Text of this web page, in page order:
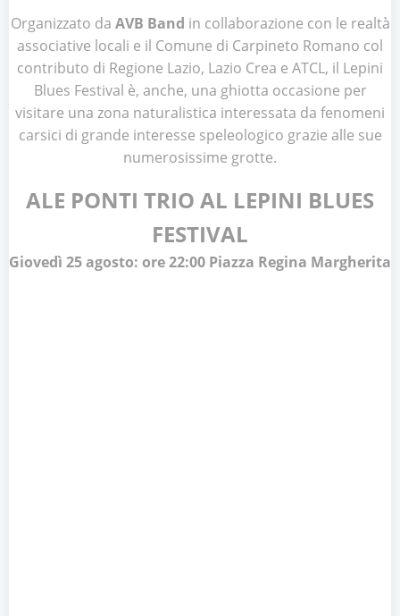
Organizzato da AVB Band in collaborazione con le realtà
associative locali e il Comune di Carpineto Romano col
contributo di Regione Lazio, Lazio Crea e ATCL, il Lepini
Blues Festival è, anche, una ghiotta occasione per
visitare una zona naturalistica interessata da fenomeni
carsici di grande interesse speleologico grazie alle sue
numerosissime grotte.
ALE PONTI TRIO AL LEPINI BLUES
FESTIVAL
Giovedì 25 agosto: ore 22:00 Piazza Regina Margherita